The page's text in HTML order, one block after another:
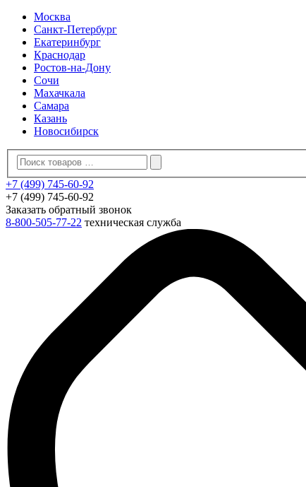
Москва
Санкт-Петербург
Екатеринбург
Краснодар
Ростов-на-Дону
Сочи
Махачкала
Самара
Казань
Новосибирск
+7 (499) 745-60-92
+7 (499) 745-60-92
Заказать обратный звонок
8-800-505-77-22 техническая служба